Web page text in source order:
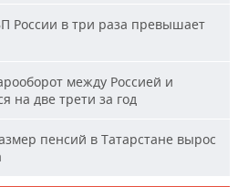
России в три раза превышает
между Россией и
на две трети за год
пенсий в Татарстане вырос